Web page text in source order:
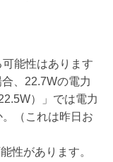
能性はあります
、22.7Wの電力
）」では電力
（これは昨日お
性があります。